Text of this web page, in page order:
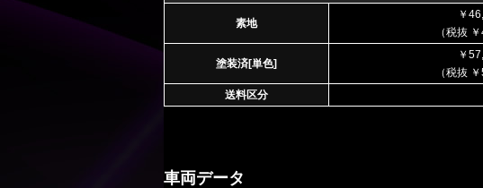
素地
￥
（税抜
塗装済[単色]
￥
（税抜
送料区分
車両データ